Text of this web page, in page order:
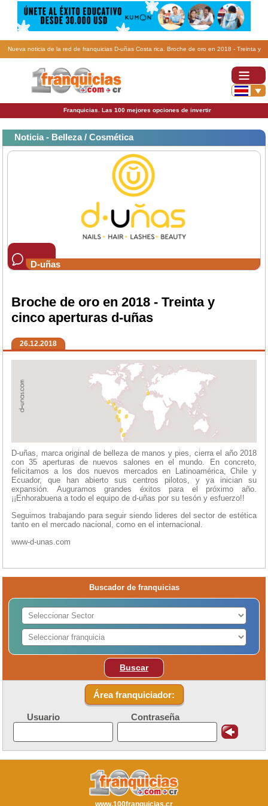
Nueva noticia de la red de franquicias D-uñas Costa rica. Broche de oro en 2018 - Treinta y
Franquicias. Las 100 mejores opciones de invertir
Noticia - Belleza / Cosmética
D-uñas
Broche de oro en 2018 - Treinta y
cinco aperturas d-uñas
26.12.2018
D-uñas, marca original de belleza de manos y pies, cierra el año 2018
con 35 aperturas de nuevos salones en el mundo. En concreto,
felicitamos a los dos nuevos mercados en Latinoamérica, Chile y
Ecuador, que han abierto sus centros pilotos, y ya inician su
expansión. Auguramos grandes éxitos para el próximo año.
¡¡Enhorabuena a todo el equipo de d-uñas por su tesón y esfuerzo!!
Seguimos trabajando para seguir siendo lideres del sector de estética
tanto en el mercado nacional, como en el internacional.
www-d-unas.com
Buscador de franquicias
Buscar
Área franquiciador:
Usuario Contraseña
www.100franquicias.cr